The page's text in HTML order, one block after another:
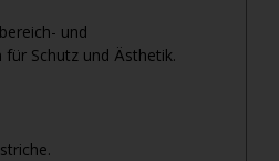
und
für Schutz und Ästhetik.